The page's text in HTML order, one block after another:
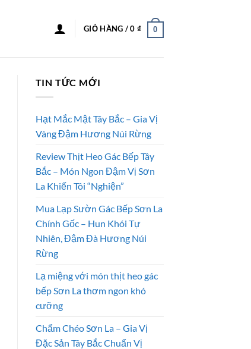
GIỎ HÀNG /0 ₫ 0
TIN TỨC MỚI
Hạt Mắc Mật Tây Bắc – Gia Vị
Vàng Đậm Hương Núi Rừng
Review Thịt Heo Gác Bếp Tây
Bắc – Món Ngon Đậm Vị Sơn
La Khiến Tôi “Nghiện”
Mua Lạp Sườn Gác Bếp Sơn La
Chính Gốc – Hun Khói Tự
Nhiên, Đậm Đà Hương Núi
Rừng
Lạ miệng với món thịt heo gác
bếp Sơn La thơm ngon khó
cưỡng
Chẩm Chéo Sơn La – Gia Vị
Đặc Sản Tây Bắc Chuẩn Vị